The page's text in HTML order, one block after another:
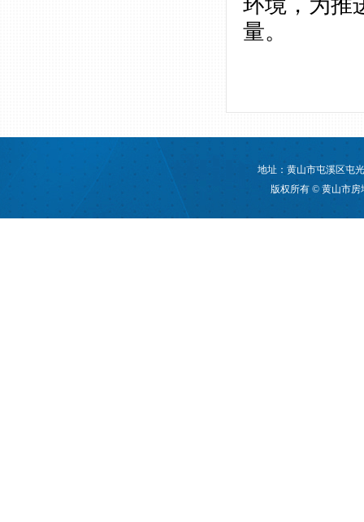
量。
地址：黄山市屯溪区屯
版权所有 © 黄山市房